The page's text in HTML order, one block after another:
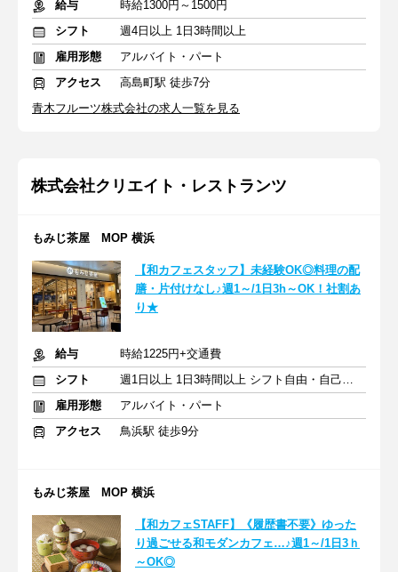
給与
時給1300円～1500円
シフト
週4日以上 1日3時間以上
雇用形態
アルバイト・パート
アクセス
高島町駅 徒歩7分
青木フルーツ株式会社の求人一覧を見る
株式会社クリエイト・レストランツ
もみじ茶屋 MOP 横浜
【和カフェスタッフ】未経験OK◎料理の配
膳・片付けなし♪週1～/1日3h～OK！社割あ
り★
給与
時給1225円+交通費
シフト
週1日以上 1日3時間以上 シフト自由・自己申告
雇用形態
アルバイト・パート
アクセス
鳥浜駅 徒歩9分
もみじ茶屋 MOP 横浜
【和カフェSTAFF】《履歴書不要》ゆった
り過ごせる和モダンカフェ…♪週1～/1日3ｈ
～OK◎